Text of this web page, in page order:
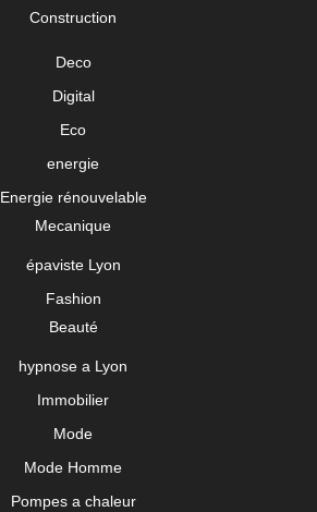
Construction
Deco
Digital
Eco
energie
Energie rénouvelable
Mecanique
épaviste Lyon
Fashion
Beauté
hypnose a Lyon
Immobilier
Mode
Mode Homme
Pompes a chaleur